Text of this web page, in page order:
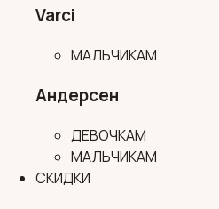
Varci
МАЛЬЧИКАМ
Андерсен
ДЕВОЧКАМ
МАЛЬЧИКАМ
СКИДКИ